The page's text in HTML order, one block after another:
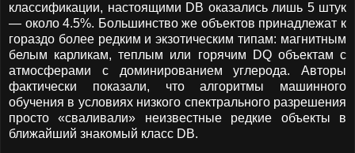
классификации, настоящими DB оказались лишь 5 штук
— около 4.5%. Большинство же объектов принадлежат к
гораздо более редким и экзотическим типам: магнитным
белым карликам, теплым или горячим DQ объектам с
атмосферами с доминированием углерода. Авторы
фактически показали, что алгоритмы машинного
обучения в условиях низкого спектрального разрешения
просто «сваливали» неизвестные редкие объекты в
ближайший знакомый класс DB.